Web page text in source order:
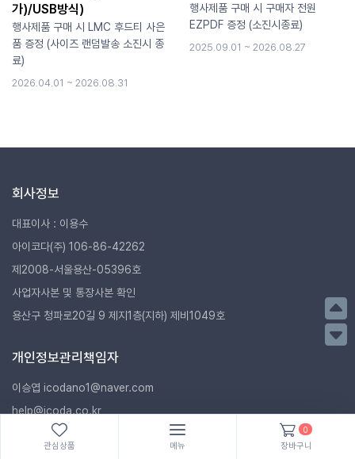
가)/USB방식)
행사제품 구매 시 LMC 후드티 사은
품 증정 (사이즈 랜덤발송 소진시 종
료)
2026.04.01 ~ 2026.08.31
행사제품 구매 시 구매자 전원
EZPDF 증정 (소진시종료)
2025.09.01 ~ 2026.08.27
회사정보
대표이사 : 이용수
아이코다(주) 106-86-42262
제2008-서울용산-05396호
사업자사본 및 통장사본 확인
용산구 청파로20길 9 제지1층(지하) 제비1049호
개인정보관리책임자
이승엽 icodano1@naver.com
help@icoda.co.kr
고객센터관심상품 메뉴
0
장바구니